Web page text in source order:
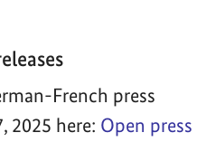
French press
2025 here: Open press